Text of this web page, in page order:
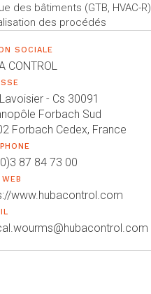
des bâtiments (GTB, HVAC-R)
des procédés
SOCIALE
CONTROL
- Cs 30091
Forbach Sud
Forbach Cedex, France
87 84 73 00
www.hubacontrol.com